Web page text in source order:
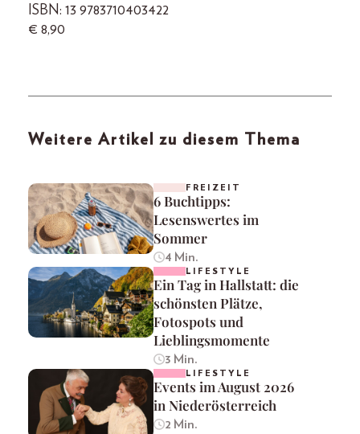
ISBN: 13 9783710403422
€ 8,90
Weitere Artikel zu diesem Thema
FREIZEIT
6 Buchtipps:
Lesenswertes im
Sommer
4 Min.
LIFESTYLE
Ein Tag in Hallstatt: die
schönsten Plätze,
Fotospots und
Lieblingsmomente
3 Min.
LIFESTYLE
Events im August 2026
in Niederösterreich
2 Min.